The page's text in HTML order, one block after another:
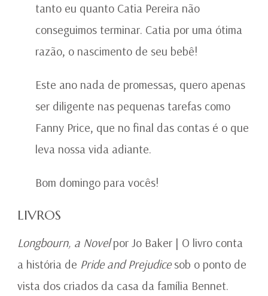
tanto eu quanto Catia Pereira não
conseguimos terminar. Catia por uma ótima
razão, o nascimento de seu bebê!
Este ano nada de promessas, quero apenas
ser diligente nas pequenas tarefas como
Fanny Price, que no final das contas é o que
leva nossa vida adiante.
Bom domingo para vocês!
LIVROS
Longbourn, a Novelpor Jo Baker | O livro conta
a história de Pride and Prejudicesob o ponto de
vista dos criados da casa da família Bennet.